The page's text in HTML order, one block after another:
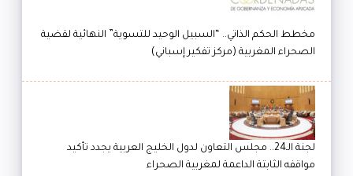
مخطط الحكم الذاتي.. “السبيل الوحيد للتسوية” النهائية لقضية
الصحراء المغربية (مركز تفكير إسباني)
لجنة الـ24.. مجلس التعاون لدول الخليج العربية يجدد تأكيد
مواقفه الثابتة الداعمة لمغربية الصحراء